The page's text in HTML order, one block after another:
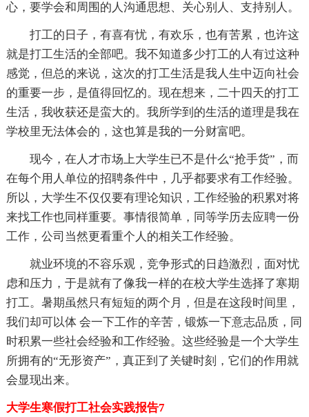
心，要学会和周围的人沟通思想、关心别人、支持别人。
打工的日子，有喜有忧，有欢乐，也有苦累，也许这
就是打工生活的全部吧。我不知道多少打工的人有过这种
感觉，但总的来说，这次的打工生活是我人生中迈向社会
的重要一步，是值得回忆的。现在想来，二十四天的打工
生活，我收获还是蛮大的。我所学到的生活的道理是我在
学校里无法体会的，这也算是我的一分财富吧。
现今，在人才市场上大学生已不是什么“抢手货”，而
在每个用人单位的招聘条件中，几乎都要求有工作经验。
所以，大学生不仅仅要有理论知识，工作经验的积累对将
来找工作也同样重要。事情很简单，同等学历去应聘一份
工作，公司当然更看重个人的相关工作经验。
就业环境的不容乐观，竞争形式的日趋激烈，面对忧
虑和压力，于是就有了像我一样的在校大学生选择了寒期
打工。暑期虽然只有短短的两个月，但是在这段时间里，
我们却可以体 会一下工作的辛苦，锻炼一下意志品质，同
时积累一些社会经验和工作经验。这些经验是一个大学生
所拥有的“无形资产”，真正到了关键时刻，它们的作用就
会显现出来。
大学生寒假打工社会实践报告7